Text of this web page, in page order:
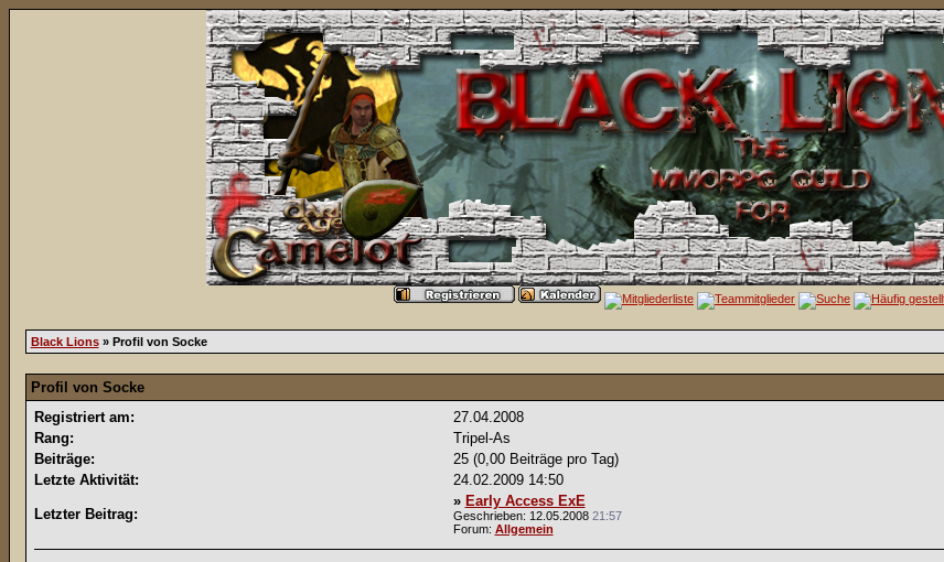
Black Lions» Profil von Socke
Profil von Socke
Registriert am:
27.04.2008
Rang:
Tripel-As
Beiträge:
25 (0,00 Beiträge pro Tag)
Letzte Aktivität:
24.02.2009 14:50
Letzter Beitrag:
» Early Access ExE
Geschrieben: 12.05.2008 21:57
Forum: Allgemein